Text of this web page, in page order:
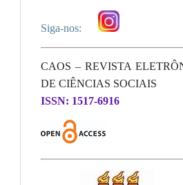
Siga-nos:
CAOS – REVISTA
DE CIÊNCIAS SOCIAIS
ISSN: 1517-6916